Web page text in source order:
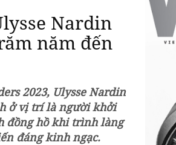
Nardin
năm đến
2023, Ulysse Nardin
ở vị trí là người khởi
đồng hồ khi trình làng
đáng kinh ngạc.